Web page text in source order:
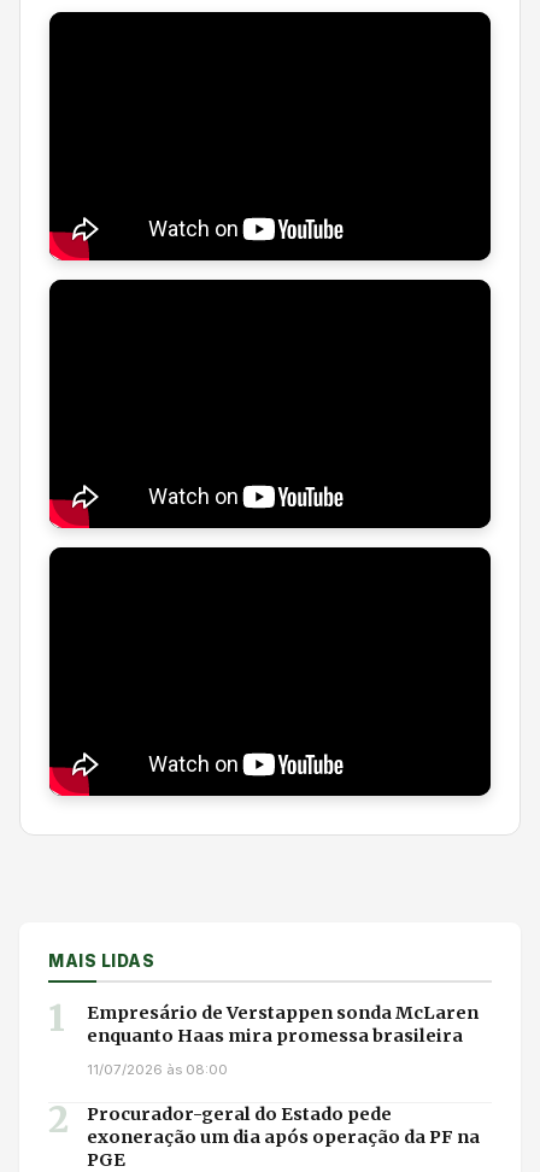
MAIS LIDAS
1
Empresário de Verstappen sonda McLaren
enquanto Haas mira promessa brasileira
11/07/2026 às 08:00
2
Procurador-geral do Estado pede
exoneração um dia após operação da PF na
PGE